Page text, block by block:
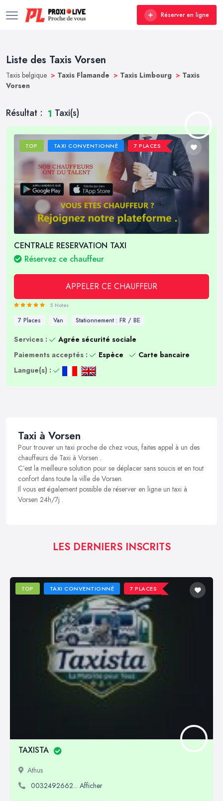
Réserver en ligne
Liste des Taxis Vorsen
Taxis belgique > Taxis Flamande > Taxis Limbourg > Taxis
Vorsen
Résultat : 1 Taxi(s)
TOP TAXI CONVENTIONNÉ 7 PLACES
CENTRALE RESERVATION TAXI
Réservez ce chauffeur
APPELER CE CHAUFFEUR
5 Notes
7 Places Van Stationnement : FR / BE
Services :
Agrée sécurité sociale
Paiements acceptés :
Espèce
Carte bancaire
Langue(s) :
Taxi à Vorsen
Pour trouver un taxi proche de chez vous, faites appel à un des
chauffeurs de Taxi à Vorsen .
C’est la meilleure solution pour se déplacer sans soucis et en tout
confort dans toute la ville de Vorsen.
Il vous est également possible de réserver en ligne un taxi à
Vorsen 24h/7j .
LES DERNIERS INSCRITS
TOP TAXI CONVENTIONNÉ 7 PLACES
TAXISTA
Athus
0032492662... Afficher